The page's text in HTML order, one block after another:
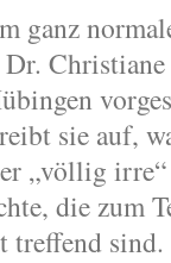
ganz
Dr.
sie auf,
„völlig
die zum
treffend sind.